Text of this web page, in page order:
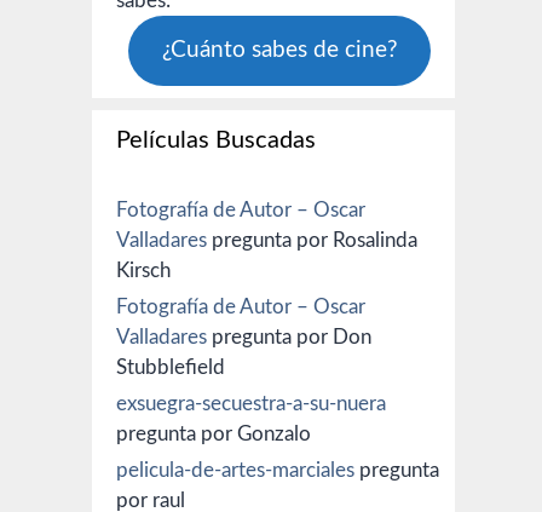
¿Cuánto sabes de cine?
Películas Buscadas
Fotografía de Autor – Oscar
Valladares pregunta por Rosalinda
Kirsch
Fotografía de Autor – Oscar
Valladares pregunta por Don
Stubblefield
exsuegra-secuestra-a-su-nuera
pregunta por Gonzalo
pelicula-de-artes-marciales pregunta
por raul